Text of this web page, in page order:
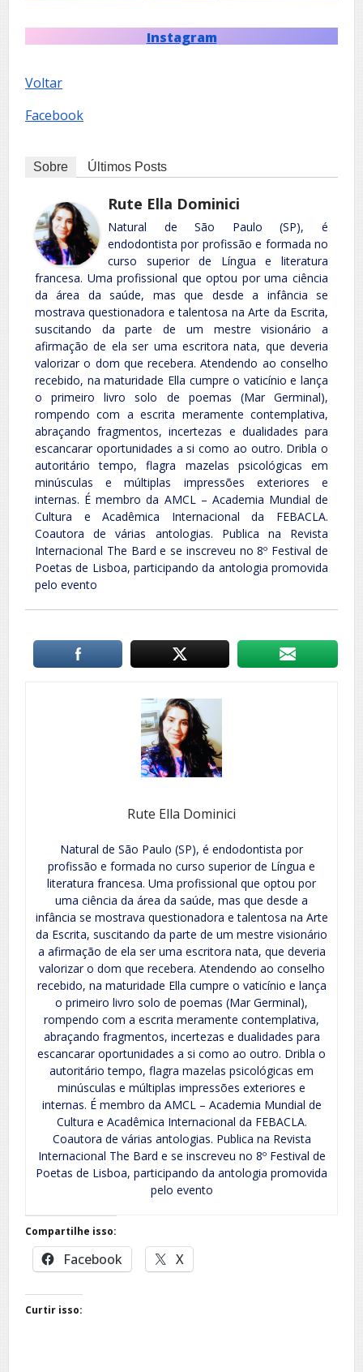
Instagram
Voltar
Facebook
Sobre Últimos Posts
Rute Ella Dominici
Natural de São Paulo (SP), é
endodontista por profissão e formada no
curso superior de Língua e literatura
francesa. Uma profissional que optou por uma ciência
da área da saúde, mas que desde a infância se
mostrava questionadora e talentosa na Arte da Escrita,
suscitando da parte de um mestre visionário a
afirmação de ela ser uma escritora nata, que deveria
valorizar o dom que recebera. Atendendo ao conselho
recebido, na maturidade Ella cumpre o vaticínio e lança
o primeiro livro solo de poemas (Mar Germinal),
rompendo com a escrita meramente contemplativa,
abraçando fragmentos, incertezas e dualidades para
escancarar oportunidades a si como ao outro. Dribla o
autoritário tempo, flagra mazelas psicológicas em
minúsculas e múltiplas impressões exteriores e
internas. É membro da AMCL – Academia Mundial de
Cultura e Acadêmica Internacional da FEBACLA.
Coautora de várias antologias. Publica na Revista
Internacional The Bard e se inscreveu no 8º Festival de
Poetas de Lisboa, participando da antologia promovida
pelo evento
Rute Ella Dominici
Natural de São Paulo (SP), é endodontista por
profissão e formada no curso superior de Língua e
literatura francesa. Uma profissional que optou por
uma ciência da área da saúde, mas que desde a
infância se mostrava questionadora e talentosa na Arte
da Escrita, suscitando da parte de um mestre visionário
a afirmação de ela ser uma escritora nata, que deveria
valorizar o dom que recebera. Atendendo ao conselho
recebido, na maturidade Ella cumpre o vaticínio e lança
o primeiro livro solo de poemas (Mar Germinal),
rompendo com a escrita meramente contemplativa,
abraçando fragmentos, incertezas e dualidades para
escancarar oportunidades a si como ao outro. Dribla o
autoritário tempo, flagra mazelas psicológicas em
minúsculas e múltiplas impressões exteriores e
internas. É membro da AMCL – Academia Mundial de
Cultura e Acadêmica Internacional da FEBACLA.
Coautora de várias antologias. Publica na Revista
Internacional The Bard e se inscreveu no 8º Festival de
Poetas de Lisboa, participando da antologia promovida
pelo evento
Compartilhe isso:
Facebook X
Curtir isso: